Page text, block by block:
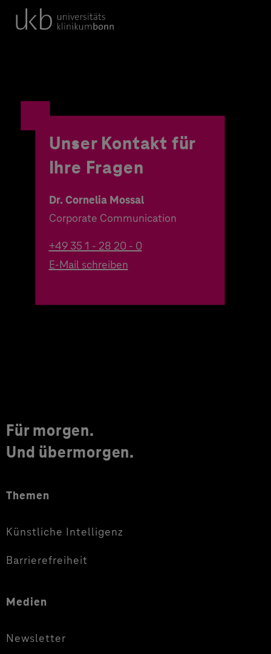
Unser Kontakt für
Ihre Fragen
Dr. Cornelia Mossal
Corporate Communication
+49 35 1 - 28 20 - 0
E-Mail schreiben
Für morgen.
Und übermorgen.
Themen
Künstliche Intelligenz
Barrierefreiheit
Medien
Newsletter